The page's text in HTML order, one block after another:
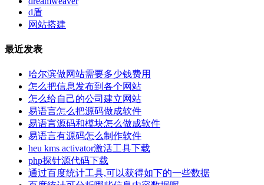
d盾
网站搭建
最近发表
哈尔滨做网站需要多少钱费用
怎么把信息发布到各个网站
怎么给自己的公司建立网站
易语言怎么把源码做成软件
易语言源码和模块怎么做成软件
易语言有源码怎么制作软件
heu kms activator激活工具下载
php探针源代码下载
通过百度统计工具,可以获得如下的一些数据